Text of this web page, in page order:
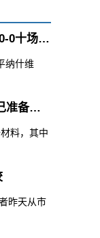
美职联-梅西首次无进球无助攻 迈阿密0-0十场不败
纳什维
公司办理劳动能力鉴定 公司要我们自己准备材料，其中有:1病例原件
料，其中
昨天从市